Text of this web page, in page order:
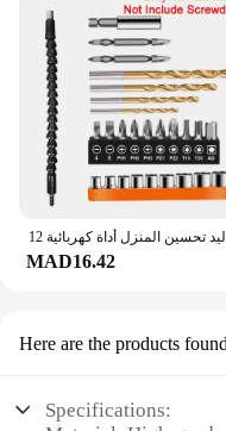
MAD16.42
Here are the products
Specifications: